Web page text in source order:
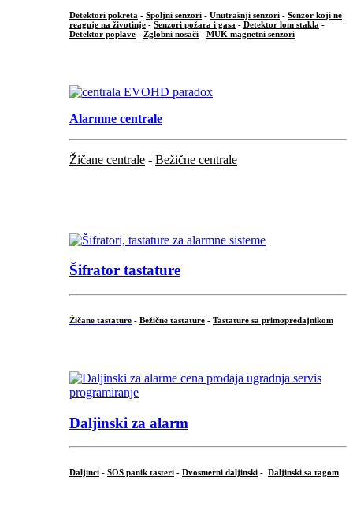
Detektori pokreta - Spoljni senzori - Unutrašnji senzori - Senzor koji ne
reaguje na životinje - Senzori požara i gasa - Detektor lom stakla -
Detektor poplave - Zglobni nosači - MUK magnetni senzori
Alarmne centrale
Žičane centrale - Bežične centrale
Šifrator tastature
Žičane tastature - Bežične tastature - Tastature sa primopredajnikom
Daljinski za alarm
Daljinci - SOS panik tasteri - Dvosmerni daljinski - Daljinski sa tagom